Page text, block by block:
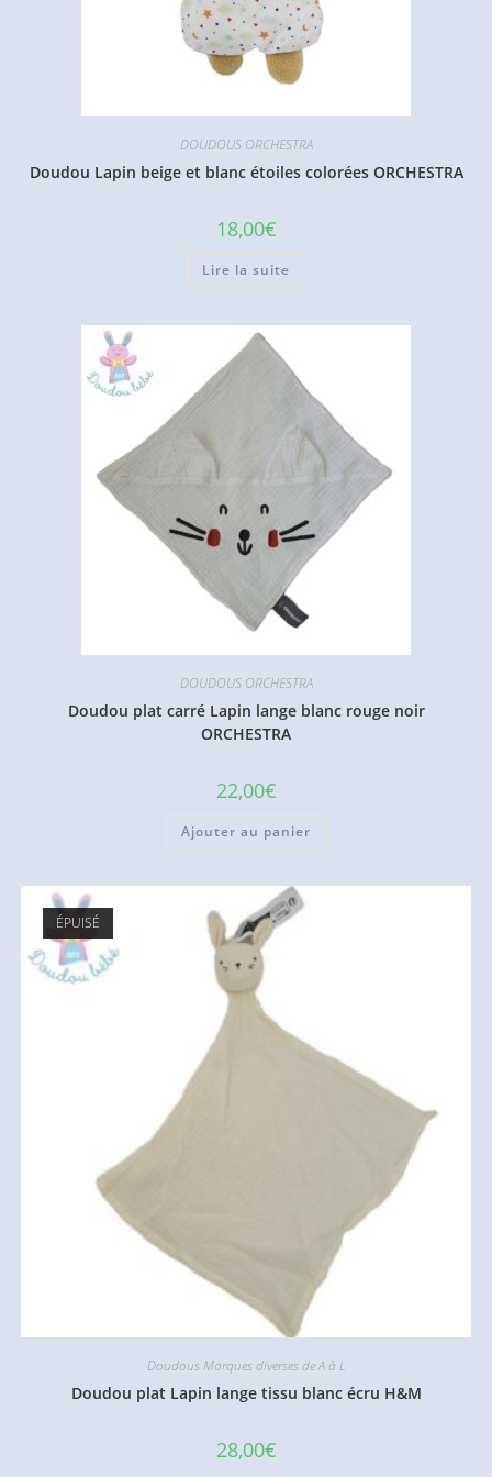
DOUDOUS ORCHESTRA
Doudou Lapin beige et blanc étoiles colorées ORCHESTRA
18,00€
Lire la suite
DOUDOUS ORCHESTRA
Doudou plat carré Lapin lange blanc rouge noir
ORCHESTRA
22,00€
Ajouter au panier
ÉPUISÉ
Doudous Marques diverses de A à L
Doudou plat Lapin lange tissu blanc écru H&M
28,00€